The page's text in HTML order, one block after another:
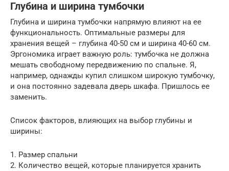
Глубина и ширина тумбочки
Глубина и ширина тумбочки напрямую влияют на ее
функциональность. Оптимальные размеры для
хранения вещей – глубина 40-50 см и ширина 40-60 см.
Эргономика играет важную роль: тумбочка не должна
мешать свободному передвижению по спальне. Я,
например, однажды купил слишком широкую тумбочку,
и она постоянно задевала дверь шкафа. Пришлось ее
заменить.
Список факторов, влияющих на выбор глубины и
ширины:
1. Размер спальни
2. Количество вещей, которые планируется хранить